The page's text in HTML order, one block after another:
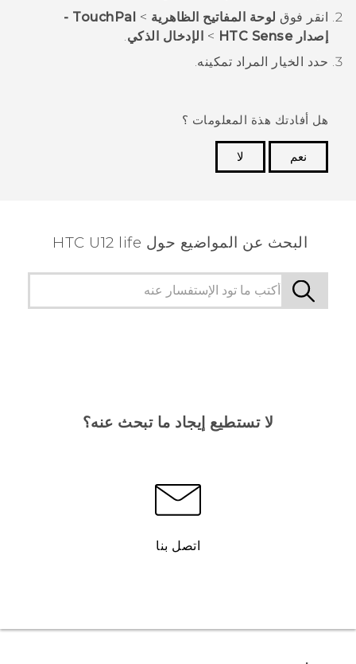
انقر فوق لوحة المفاتيح الظاهرية >
TouchPal -
إصدار HTC Sense
> الإدخال الذكي.
حدد الخيار المراد تمكينه.
هل أفادتك هذة المعلومات ؟
نعم
لا
البحث عن المواضيع حول HTC U12 life
لا تستطيع إيجاد ما تبحث عنه؟
اتصل بنا